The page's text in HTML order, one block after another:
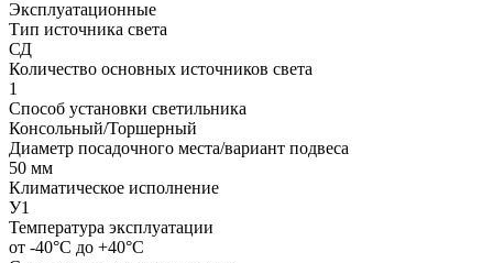
Эксплуатационные
Тип источника света
СД
Количество основных источников света
1
Способ установки светильника
Консольный/Торшерный
Диаметр посадочного места/вариант подвеса
50 мм
Климатическое исполнение
У1
Температура эксплуатации
от -40°С до +40°С